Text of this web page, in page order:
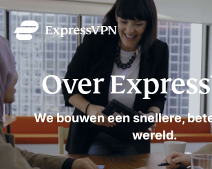
Over
We bouwen een snellere,
wereld.